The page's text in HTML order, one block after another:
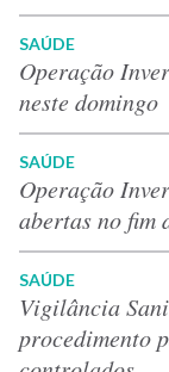
SAÚDE
Operação
neste domingo
SAÚDE
Operação
abertas no fim
SAÚDE
Vigilância
procedimento